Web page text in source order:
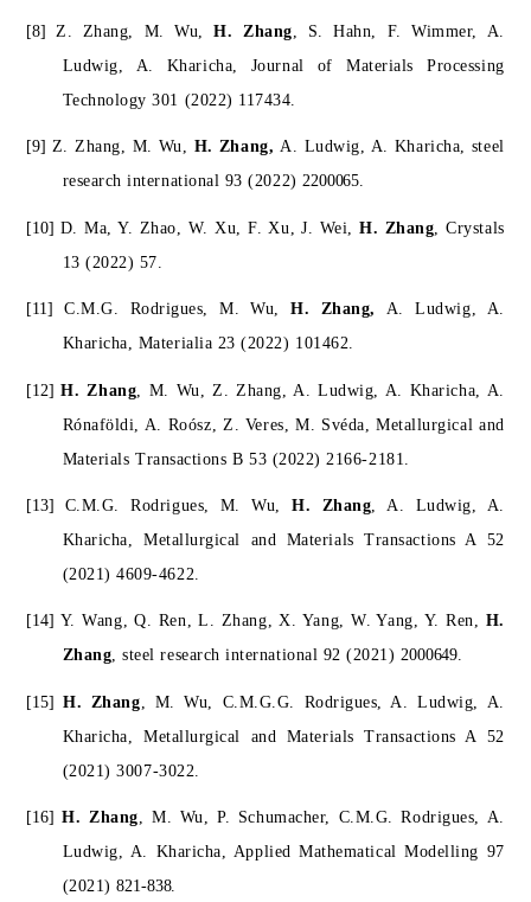
[8]Z. Zhang, M. Wu,H. Zhang, S. Hahn, F. Wimmer, A.
Ludwig, A. Kharicha, Journal of Materials Processing
Technology 301 (2022) 117434.
[9] Z. Zhang, M. Wu, H. Zhang, A. Ludwig, A. Kharicha, steel
research international 93 (2022)2200065.
[10] D. Ma, Y. Zhao, W. Xu, F. Xu, J. Wei,H. Zhang , Crystals
13 (2022) 57.
[11] C.M.G. Rodrigues, M. Wu,H. Zhang,
A. Ludwig, A.
Kharicha, Materialia 23 (2022) 101462.
[12]H. Zhang , M. Wu, Z. Zhang, A. Ludwig, A. Kharicha, A.
Rónaföldi, A. Roósz, Z. Veres, M. Svéda, Metallurgical and
Materials Transactions B 53 (2022) 2166-2181.
[13] C.M.G. Rodrigues, M. Wu,H. Zhang, A. Ludwig, A.
Kharicha, Metallurgical and Materials Transactions A 52
(2021) 4609-4622.
[14] Y. Wang, Q. Ren, L. Zhang, X. Yang, W. Yang, Y. Ren, H.
Zhang, steel research international 92 (2021)2000649.
[15]H. Zhang , M. Wu, C.M.G.G. Rodrigues, A. Ludwig, A.
Kharicha, Metallurgical and Materials Transactions A 52
(2021) 3007-3022.
[16]H. Zhang, M. Wu, P. Schumacher, C.M.G. Rodrigues, A.
Ludwig, A. Kharicha, Applied Mathematical Modelling 97
(2021)821-838.